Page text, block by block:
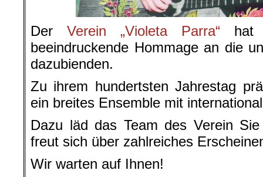
Der Verein „Violeta Parra“ hat
beeindruckende Hommage an die
dazubienden.
Zu ihrem hundertsten Jahrestag
ein breites Ensemble mit
Dazu läd das Team des Verein
freut sich über zahlreiches
Wir warten auf Ihnen!